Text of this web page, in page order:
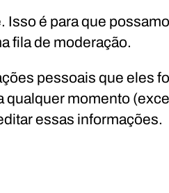
é para que
fila de moderação.
pessoais que eles
qualquer momento
essas informações.